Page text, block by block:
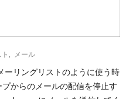
メール
ーリングリストのように使う時
からのメールの配信を停止す